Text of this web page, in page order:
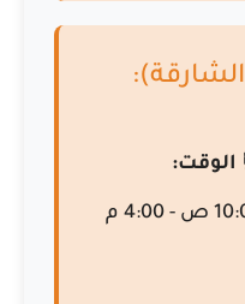
الوقت:
- 4:00 م